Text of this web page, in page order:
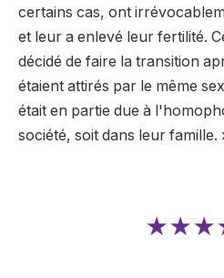
certains cas, ont
et leur a enlevé leur fertilité.
décidé de faire la transition
étaient attirés par le même
était en partie due à
société, soit dans leur famille.